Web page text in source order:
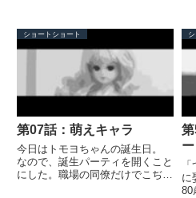
ショートショート
第07話：萌えキャラ
今日はトモヨちゃんの誕生日。
なので、誕生パーティを開くこと
にした。職場の同僚だけでこぢん
ー
に
80